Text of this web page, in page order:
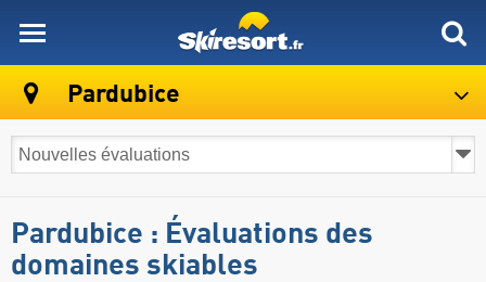
Pardubice
Pardubice : Évaluations des
domaines skiables